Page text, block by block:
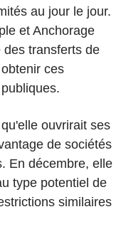
au jour le jour.
et Anchorage
transferts de
ces
ouvrirait ses
de sociétés
En décembre, elle
type potentiel de
similaires